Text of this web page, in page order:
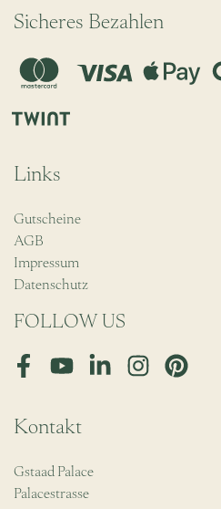
Sicheres Bezahlen
Links
Gutscheine
AGB
Impressum
Datenschutz
FOLLOW US
FacebookYoutubeLinkedInInstagramPinterest
Kontakt
Gstaad Palace
Palacestrasse